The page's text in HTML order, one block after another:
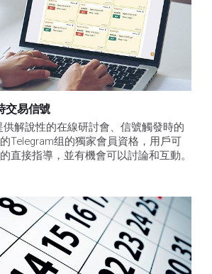
交易信號
供解說性的在線研討會、信號觸發時的
Telegram组的獨家會員資格，用戶可
直接指導，並有機會可以討論和互動。